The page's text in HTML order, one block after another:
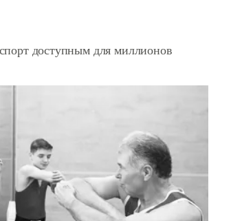
доступным для миллионов